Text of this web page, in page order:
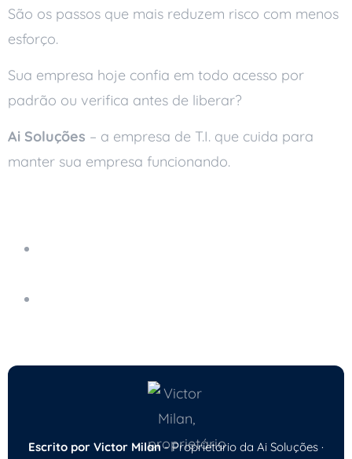
São os passos que mais reduzem risco com menos
esforço.
Sua empresa hoje confia em todo acesso por
padrão ou verifica antes de liberar?
Ai Soluções – a empresa de T.I. que cuida para
manter sua empresa funcionando.
Escrito por Victor Milan- Proprietário da Ai Soluções ·